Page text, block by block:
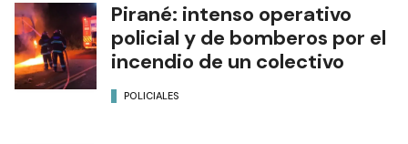
Pirané: intenso operativo
policial y de bomberos por el
incendio de un colectivo
POLICIALES